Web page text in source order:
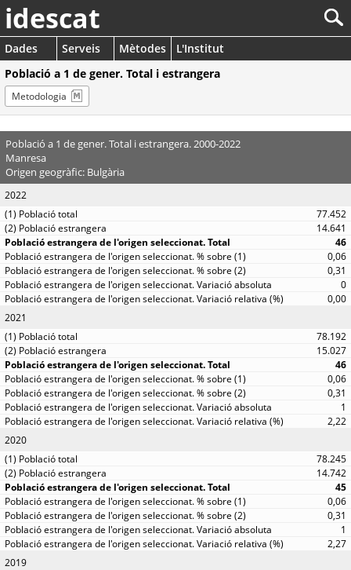
idescat
Dades Serveis Mètodes
L'Institut
Població a 1 de gener. Total i estrangera
Metodologia
Població a 1 de gener. Total i estrangera. 2000-2022
Manresa
Origen geogràfic: Bulgària
2022
77.452
14.641
46
0,06
0,31
0
0,00
2021
78.192
15.027
46
0,06
0,31
1
2,22
2020
78.245
14.742
45
0,06
0,31
1
2,27
2019